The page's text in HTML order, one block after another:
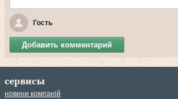
Гость
Добавить комментарий
сервисы
новини компаній